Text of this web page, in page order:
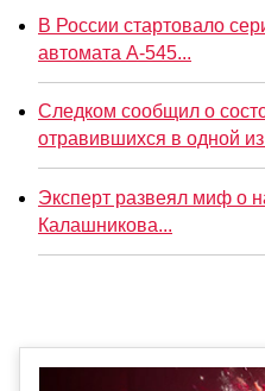
В России стартовало
автомата А-545...
Следком сообщил о
отравившихся в одной
Эксперт развеял миф о
Калашникова...